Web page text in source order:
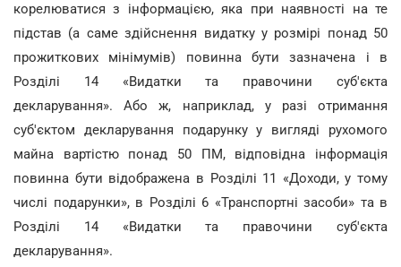
корелюватися з інформацією, яка при наявності на те
підстав (а саме здійснення видатку у розмірі понад 50
прожиткових мінімумів) повинна бути зазначена і в
Розділі 14 «Видатки та правочини суб'єкта
декларування». Або ж, наприклад, у разі отримання
суб'єктом декларування подарунку у вигляді рухомого
майна вартістю понад 50 ПМ, відповідна інформація
повинна бути відображена в Розділі 11 «Доходи, у тому
числі подарунки», в Розділі 6 «Транспортні засоби» та в
Розділі 14 «Видатки та правочини суб'єкта
декларування».